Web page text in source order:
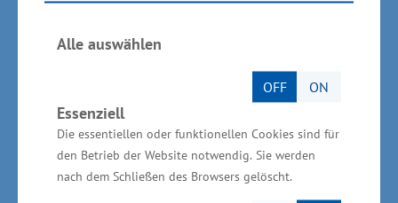
Alle auswählen
OFF ON
Essenziell
Die essentiellen oder funktionellen Cookies sind für
den Betrieb der Website notwendig. Sie werden
nach dem Schließen des Browsers gelöscht.
Austausch und neue Impulse schaffen. Partner
ist in diesem Jahr der Verband der
Bildungsunternehmen MV e. V. (VBU), der die
Konzeption und Organisation übernommen hat.
Dabei setzt der VBU bewusst auf Regionalität,
Vernetzung und Praxisnähe. Neben